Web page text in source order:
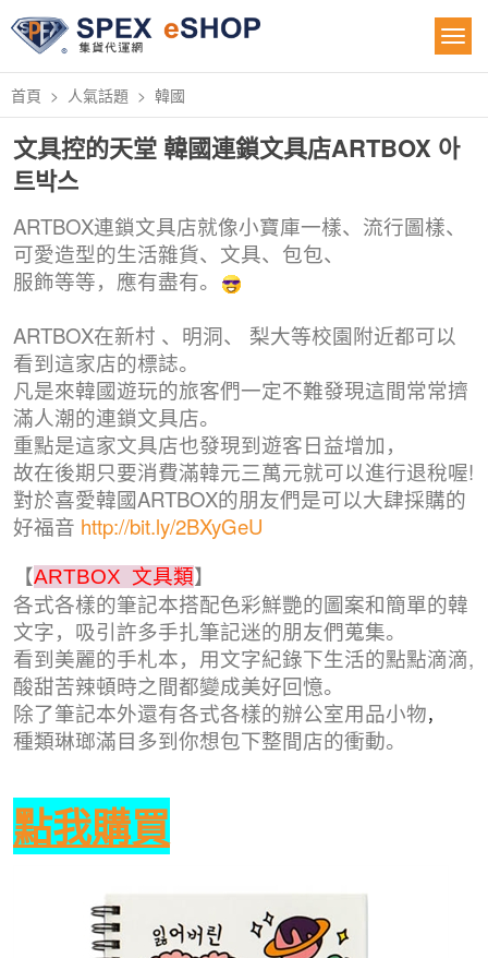
首頁 人氣話題 韓國
文具控的天堂 韓國連鎖文具店ARTBOX 아
트박스
ARTBOX連鎖文具店就像小寶庫一樣、 流行圖樣、
可愛造型的生活雜貨、 文具、 包包、
服飾等等，應有盡有。
ARTBOX在新村 、 明洞、
梨大等校園附近都可以
看到這家店的標誌。
凡是來韓國遊玩的旅客們一定不難發現這間常常擠
滿人潮的連鎖文具店。
重點是這家文具店也發現到遊客日益增加，
故在後期只要消費滿韓元三萬元就可以進行退稅喔!
對於喜愛韓國ARTBOX的朋友們是可以大肆採購的
好福音 http://bit.ly/2BXyGeU
【ARTBOX  文具類】
各式各樣的筆記本搭配色彩鮮艷的圖案和簡單的韓
文字， 吸引許多手扎筆記迷的朋友們蒐集。
看到美麗的手札本， 用文字紀錄下生活的點點滴滴,
酸甜苦辣頓時之間都變成美好回憶。
除了筆記本外還有各式各樣的辦公室用品小物，
種類琳瑯滿目多到你想包下整間店的衝動。
點我購買